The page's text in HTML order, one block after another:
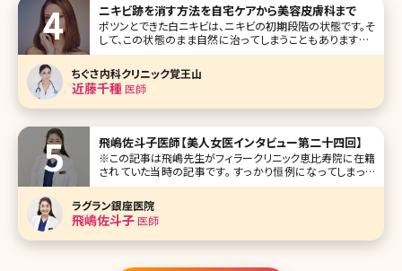
ニキビ跡を消す方法を自宅ケアから美容皮膚科まで
ポツンとできた白ニキビは、ニキビの初期段階の状態です。そ
して、この状態のまま自然に治ってしまうこともありますが、
そのときの体調や外部からの刺激などにより、黒ニキビから
赤味を帯びた赤ニキビへと変化し、さらにその状態を放置し
ていると化膿した黄ニキビへと変化します。 そして、状態が黄
ニキビまで進行してし
ちぐさ内科クリニック覚王山
近藤千種 医師
飛嶋佐斗子医師【美人女医インタビュー第二十四回】
※この記事は飛嶋先生がフィラークリニック恵比寿院に在籍
されていた当時の記事です。 すっかり恒例になってしまった
美人女医インタビュー、今回は東京・恵比寿にあるフィラーク
リニック恵比寿院院長の飛嶋佐斗子先生です。女医の魁（さ
きがけ）とも言える飛島先生は、目元の二重術を始め、輪郭
の骨切り、フェイスリフト
ラグラン銀座医院
飛嶋佐斗子医師